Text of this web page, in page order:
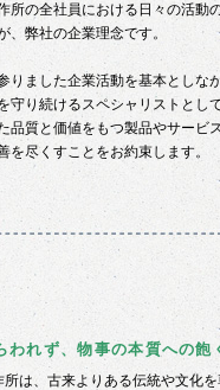
所の全社員における日々の活動
、弊社の企業理念です。
りました企業活動を基本としな
守り続けるスペシャリストとし
品質と価値をもつ製品やサービ
を尽くすことをお約束します。
われず、物事の本質への
は、古来よりある伝統や文化